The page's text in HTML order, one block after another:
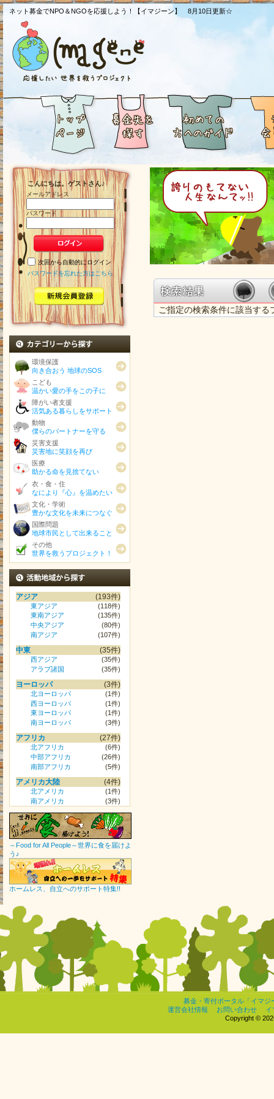
ネット募金でNPO＆NGOを応援しよう！【イマジーン】 8月10日更新☆
こんにちは。ゲストさん♪
メールアドレス
パスワード
次回から自動的にログイン
パスワードを忘れた方はこちら
環境保護
向き合おう 地球のSOS
こども
温かい愛の手をこの子に
障がい者支援
活気ある暮らしをサポート
動物
僕らのパートナーを守る
災害支援
災害地に笑顔を再び
医療
助かる命を見捨てない
衣・食・住
なにより『心』を温めたい
文化・学術
豊かな文化を未来につなぐ
国際問題
地球市民として出来ること
その他
世界を救うプロジェクト！
活動地域から探す
アジア (193件)
東アジア
(118件)
東南アジア
(135件)
中央アジア
(80件)
南アジア
(107件)
中東 (35件)
西アジア
(35件)
アラブ諸国
(35件)
ヨーロッパ (3件)
北ヨーロッパ
(1件)
西ヨーロッパ
(1件)
東ヨーロッパ
(1件)
南ヨーロッパ
(3件)
アフリカ (27件)
北アフリカ
(6件)
中部アフリカ
(26件)
南部アフリカ
(5件)
アメリカ大陸 (4件)
北アメリカ
(1件)
南アメリカ
(3件)
～Food for All People～世界に食を届けよ
う♪
ホームレス、自立へのサポート特集!!
ご指定の検索条件に該当す
募金・寄付ポータル「イマジ
運営会社情報
お問い合わせ
イ
Copyright ©